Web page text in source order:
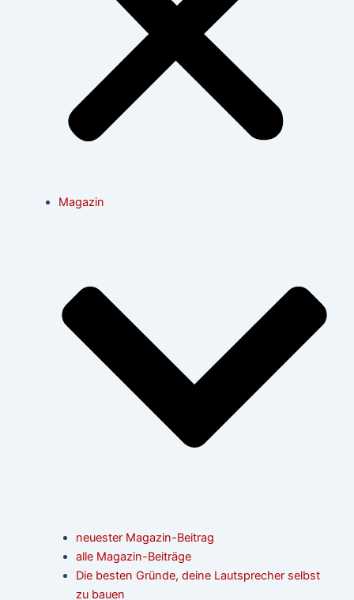
Magazin
neuester Magazin-Beitrag
alle Magazin-Beiträge
Die besten Gründe, deine Lautsprecher selbst
zu bauen